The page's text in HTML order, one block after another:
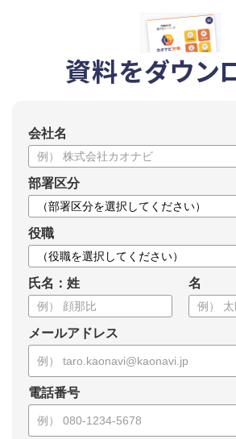
資料をダウン
会社名
部署区分
役職
氏名：姓 名
メールアドレス
電話番号